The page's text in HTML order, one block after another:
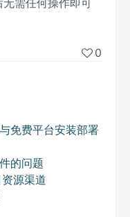
需任何操作即可
0
免费平台安装部署
的问题
源渠道